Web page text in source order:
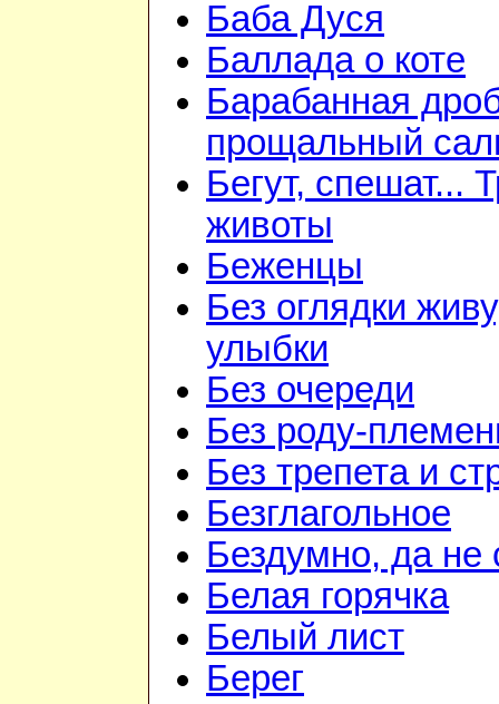
Баба Дуся
Баллада о коте
Барабанная
прощальный
Бегут, спешат...
животы
Беженцы
Без оглядки
улыбки
Без очереди
Без роду-
Без трепета и
Безглагольное
Бездумно, да не
Белая горячка
Белый лист
Берег